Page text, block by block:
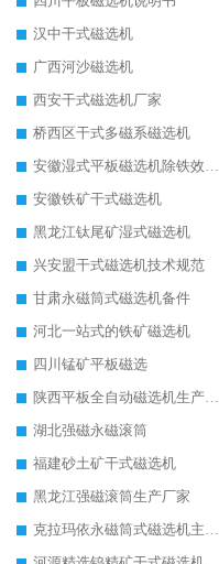
汉中干式磁选机
广西河沙磁选机
西安干式磁选机厂家
桥西区干式多磁系磁选机
安徽湿式平板磁选机除铁效果怎么样
安徽铁矿干式磁选机
黑龙江钛尾矿湿式磁选机
兴安盟干式磁选机技术规范
甘肃永磁筒式磁选机备件
河北一站式的铁矿磁选机
四川锰矿平板磁选
陕西平板全自动磁选机生产厂家
湖北强磁永磁滚筒
福建砂土矿干式磁选机
黑龙江强磁滚筒生产厂家
克拉玛依永磁筒式磁选机主要技术参数